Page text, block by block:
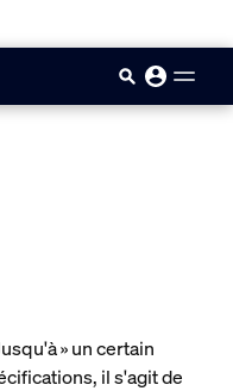
» un certain
il s'agit de